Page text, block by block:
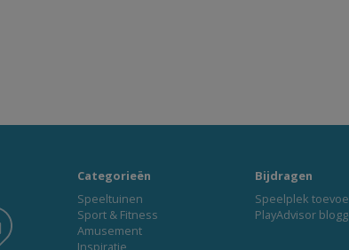
Categorieën
Speeltuinen
Sport & Fitness
Amusement
Inspiratie
Bijdragen
Speelplek
PlayAdvisor